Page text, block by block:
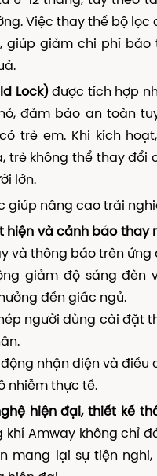
Việc thay thế bộ lọc
giúp giảm chi phí
Lock)được tích hợp
đảm bảo an toàn
trẻ em. Khi kích
trẻ không thể thay đổi
lớn.
giúp nâng cao trải
hiện và cảnh báo thay
và thông báo trên ứng
giảm độ sáng đèn
đến giấc ngủ.
người dùng cài đặt
động nhận diện và điều
nhiễm thực tế.
hiện đại, thiết kế
khí Amway không chỉ
mang lại sự tiện